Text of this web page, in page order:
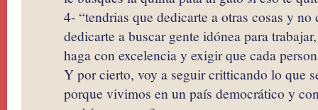
4- “tendrias que dedicarte a otras cosas y
dedicarte a buscar gente idónea para
haga con excelencia y exigir que cada
Y por cierto, voy a seguir critticando lo que
porque vivimos en un país democrático y